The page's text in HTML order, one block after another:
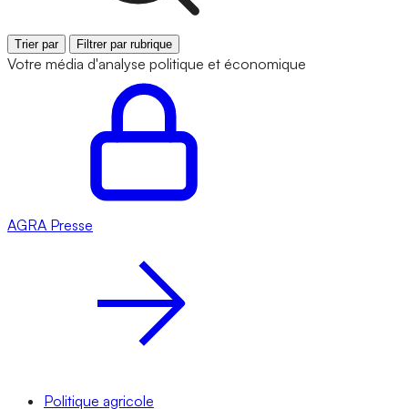
Trier par Filtrer par rubrique
Votre média d'analyse politique et économique
AGRA Presse
Politique agricole